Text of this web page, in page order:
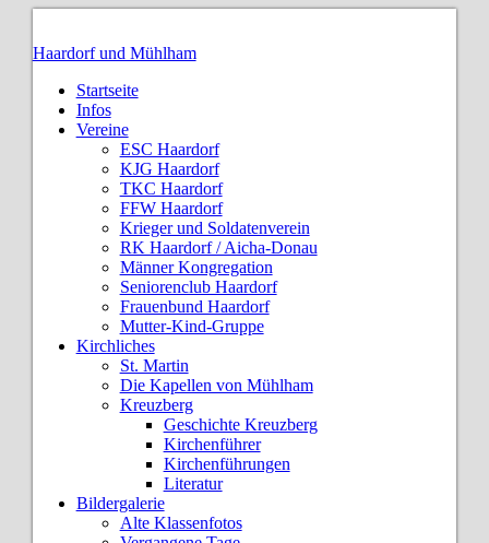
Haardorf und Mühlham
Startseite
Infos
Vereine
ESC Haardorf
KJG Haardorf
TKC Haardorf
FFW Haardorf
Krieger und Soldatenverein
RK Haardorf / Aicha-Donau
Männer Kongregation
Seniorenclub Haardorf
Frauenbund Haardorf
Mutter-Kind-Gruppe
Kirchliches
St. Martin
Die Kapellen von Mühlham
Kreuzberg
Geschichte Kreuzberg
Kirchenführer
Kirchenführungen
Literatur
Bildergalerie
Alte Klassenfotos